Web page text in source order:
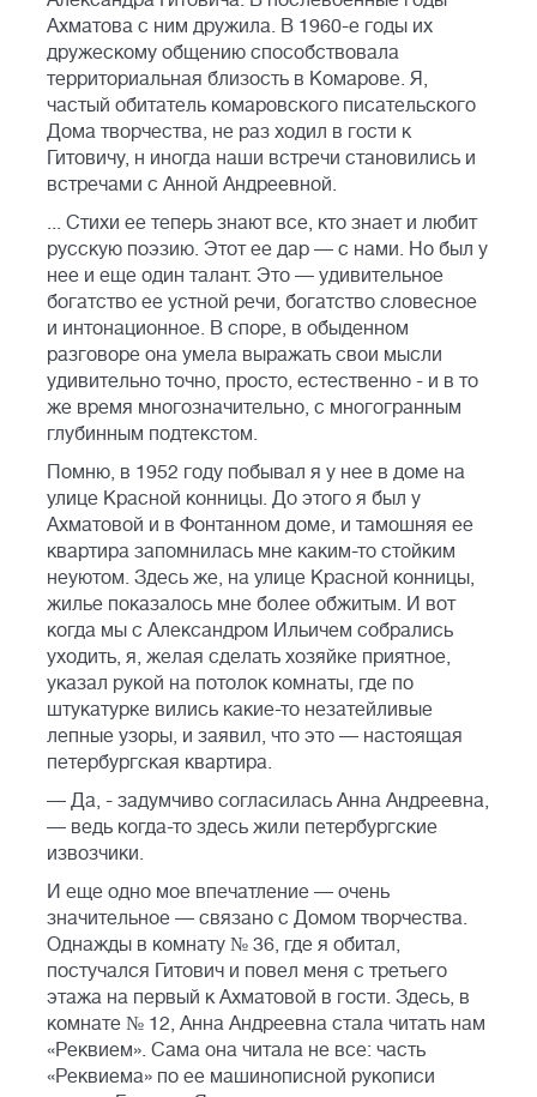
Ахматова с ним дружила. В 1960-е годы их
дружескому общению способствовала
территориальная близость в Комарове. Я,
частый обитатель комаровского писательского
Дома творчества, не раз ходил в гости к
Гитовичу, н иногда наши встречи становились и
встречами с Анной Андреевной.
... Стихи ее теперь знают все, кто знает и любит
русскую поэзию. Этот ее дар — с нами. Но был у
нее и еще один талант. Это — удивительное
богатство ее устной речи, богатство словесное
и интонационное. В споре, в обыденном
разговоре она умела выражать свои мысли
удивительно точно, просто, естественно - и в то
же время многозначительно, с многогранным
глубинным подтекстом.
Помню, в 1952 году побывал я у нее в доме на
улице Красной конницы. До этого я был у
Ахматовой и в Фонтанном доме, и тамошняя ее
квартира запомнилась мне каким-то стойким
неуютом. Здесь же, на улице Красной конницы,
жилье показалось мне более обжитым. И вот
когда мы с Александром Ильичем собрались
уходить, я, желая сделать хозяйке приятное,
указал рукой на потолок комнаты, где по
штукатурке вились какие-то незатейливые
лепные узоры, и заявил, что это — настоящая
петербургская квартира.
— Да, - задумчиво согласилась Анна Андреевна,
— ведь когда-то здесь жили петербургские
извозчики.
И еще одно мое впечатление — очень
значительное — связано с Домом творчества.
Однажды в комнату № 36, где я обитал,
постучался Гитович и повел меня с третьего
этажа на первый к Ахматовой в гости. Здесь, в
комнате № 12, Анна Андреевна стала читать нам
«Реквием». Сама она читала не все: часть
«Реквиема» по ее машинописной рукописи